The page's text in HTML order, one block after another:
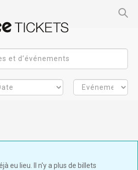
eu lieu. Il n'y a plus de billets